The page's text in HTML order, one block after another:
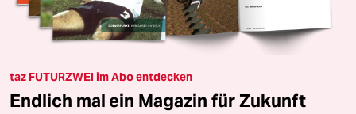
taz FUTURZWEI im Abo entdecken
Endlich mal ein Magazin für Zukunft